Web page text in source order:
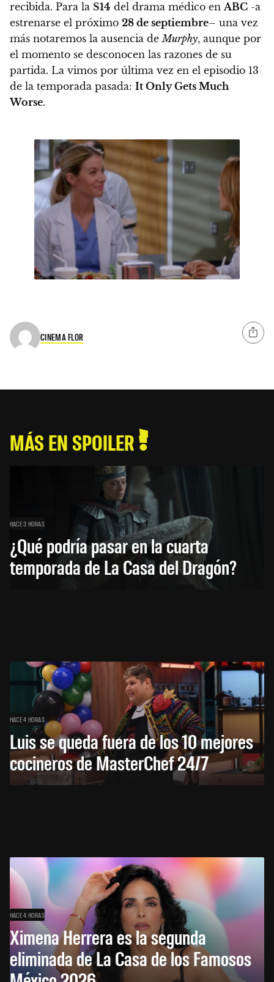
recibida. Para la S14 del drama médico enABC -a
estrenarse el próximo 28 de septiembre– una vez
más notaremos la ausencia deMurphy, aunque por
el momento se desconocen las razones de su
partida. La vimos por última vez en el episodio 13
de la temporada pasada: It Only Gets Much
Worse.
CINEMA FLOR
MÁS EN SPOILER
HACE 3 HORAS
¿Qué podría pasar en la cuarta
temporada de La Casa del Dragón?
HACE 4 HORAS
Luis se queda fuera de los 10 mejores
cocineros de MasterChef 24/7
HACE 4 HORAS
Ximena Herrera es la segunda
eliminada de La Casa de los Famosos